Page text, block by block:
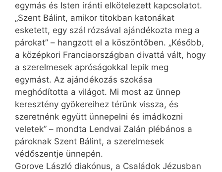
egymás és Isten iránti elkötelezett kapcsolatot.
„Szent Bálint, amikor titokban katonákat
esketett, egy szál rózsával ajándékozta meg a
párokat” – hangzott el a köszöntőben. „Később,
a középkori Franciaországban divattá vált, hogy
a szerelmesek apróságokkal lepik meg
egymást. Az ajándékozás szokása
meghódította a világot. Mi most az ünnep
keresztény gyökereihez térünk vissza, és
szeretnénk együtt ünnepelni és imádkozni
veletek” – mondta Lendvai Zalán plébános a
pároknak Szent Bálint, a szerelmesek
védőszentje ünnepén.
Gorove László diakónus, a Családok Jézusban